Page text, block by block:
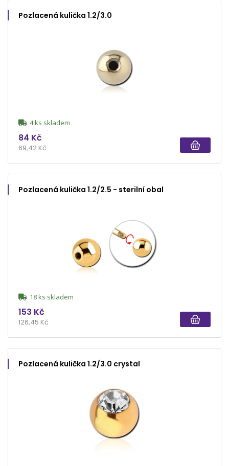
Pozlacená kulička 1.2/3.0
4 ks skladem
84 Kč
69,42 Kč
Pozlacená kulička 1.2/2.5 - sterilní obal
18 ks skladem
153 Kč
126,45 Kč
Pozlacená kulička 1.2/3.0 crystal